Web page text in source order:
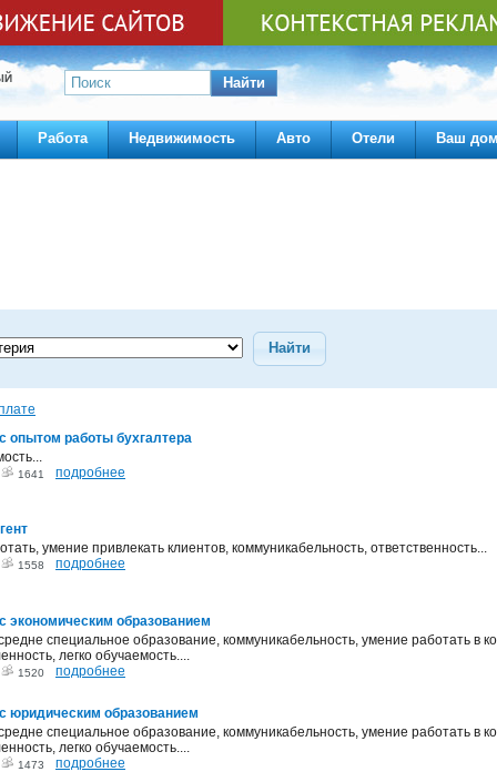
Найти
Работа Недвижимость Авто Отели Ваш
Найти
опытом работы бухгалтера
1641 подробнее
умение привлекать клиентов, коммуникабельность, ответственность...
1558 подробнее
экономическим образованием
специальное образование, коммуникабельность, умение работать в
легко обучаемость....
1520 подробнее
юридическим образованием
специальное образование, коммуникабельность, умение работать в
легко обучаемость....
1473 подробнее